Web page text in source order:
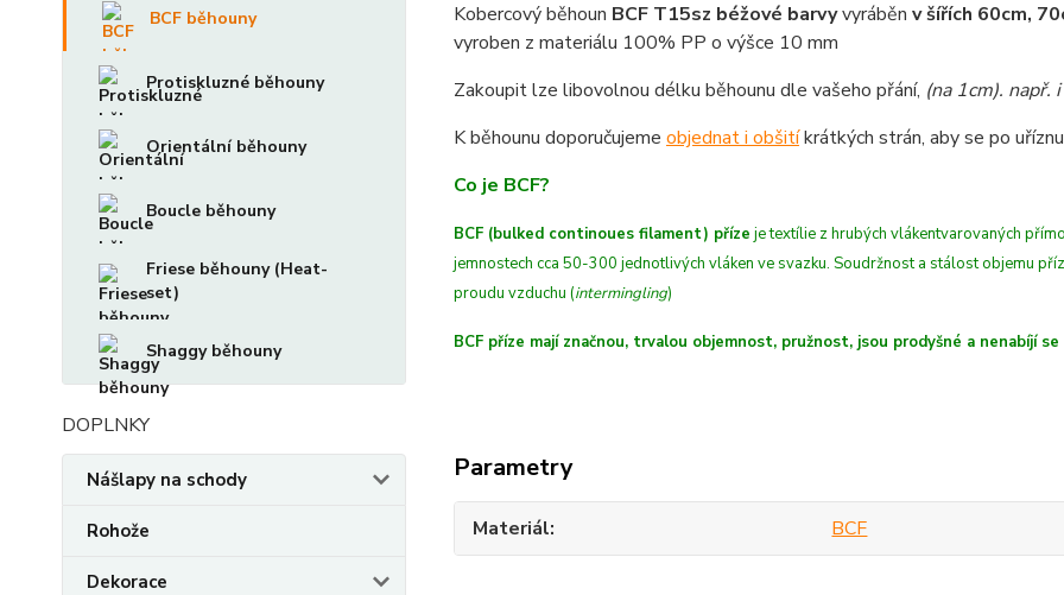
BCF běhouny
Protiskluzné běhouny
Orientální běhouny
Boucle běhouny
Friese běhouny (Heat-
set)
Shaggy běhouny
DOPLNKY
Nášlapy na schody
Rohože
Dekorace
Kobercový běhoun BCF T15sz béžové barvyvyráběn v šířích 60cm,
vyroben z materiálu 100% PP o výšce 10 mm
Zakoupit lze libovolnou délku běhounu dle vašeho přání, (na 1cm). např.
K běhounu doporučujeme objednat i obšitíkrátkých strán, aby se po
Co je BCF?
BCF (bulked continoues filament) příze je textílie z hrubých vlákentvarovaných
jemnostech cca 50-300 jednotlivých vláken ve svazku. Soudržnost a stálost objemu
proudu vzduchu (intermingling)
BCF příze mají značnou, trvalou objemnost, pružnost, jsou prodyšné a nenabíjí
Parametry
Materiál BCF